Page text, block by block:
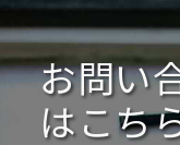
2020年10月
2020年7月
2020年4月
お問い
はこち